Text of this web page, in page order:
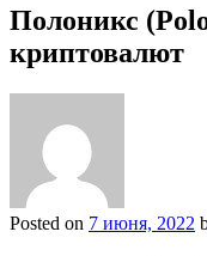
Полоникс
криптовалют
Posted on 7 июня, 2022